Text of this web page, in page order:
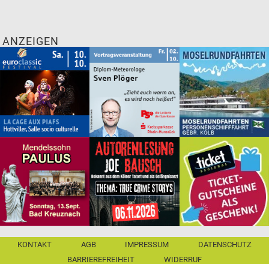
ANZEIGEN
KONTAKT AGB IMPRESSUM
DATENSCHUTZ
BARRIEREFREIHEIT
WIDERRUF